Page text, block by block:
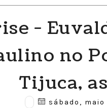
-
no
Tijuca,
sábado, maio